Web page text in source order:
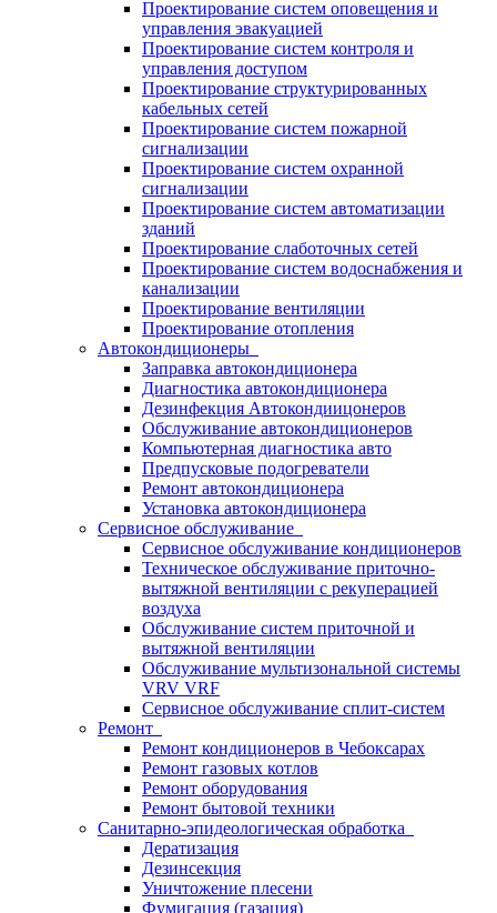
Проектирование систем оповещения и
управления эвакуацией
Проектирование систем контроля и
управления доступом
Проектирование структурированных
кабельных сетей
Проектирование систем пожарной
сигнализации
Проектирование систем охранной
сигнализации
Проектирование систем автоматизации
зданий
Проектирование слаботочных сетей
Проектирование систем водоснабжения и
канализации
Проектирование вентиляции
Проектирование отопления
Автокондиционеры
Заправка автокондиционера
Диагностика автокондиционера
Дезинфекция Автокондиицонеров
Обслуживание автокондиционеров
Компьютерная диагностика авто
Предпусковые подогреватели
Ремонт автокондиционера
Установка автокондиционера
Сервисное обслуживание
Сервисное обслуживание кондиционеров
Техническое обслуживание приточно-
вытяжной вентиляции с рекуперацией
воздуха
Обслуживание систем приточной и
вытяжной вентиляции
Обслуживание мультизональной системы
VRV VRF
Сервисное обслуживание сплит-систем
Ремонт
Ремонт кондиционеров в Чебоксарах
Ремонт газовых котлов
Ремонт оборудования
Ремонт бытовой техники
Санитарно-эпидеологическая обработка
Дератизация
Дезинсекция
Уничтожение плесени
Фумигация (газация)